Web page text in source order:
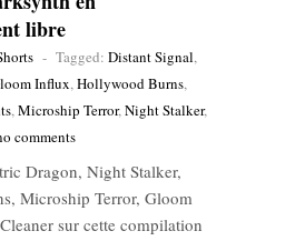
libre
- Tagged: Distant Signal,
Influx,Hollywood Burns,
,Microship Terror,Night Stalker,
comments
Dragon, Night Stalker,
Microship Terror, Gloom
sur cette compilation